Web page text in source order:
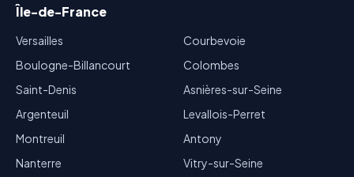
Île-de-France
Versailles
Boulogne-Billancourt
Saint-Denis
Argenteuil
Montreuil
Nanterre
Courbevoie
Colombes
Asnières-sur-Seine
Levallois-Perret
Antony
Vitry-sur-Seine